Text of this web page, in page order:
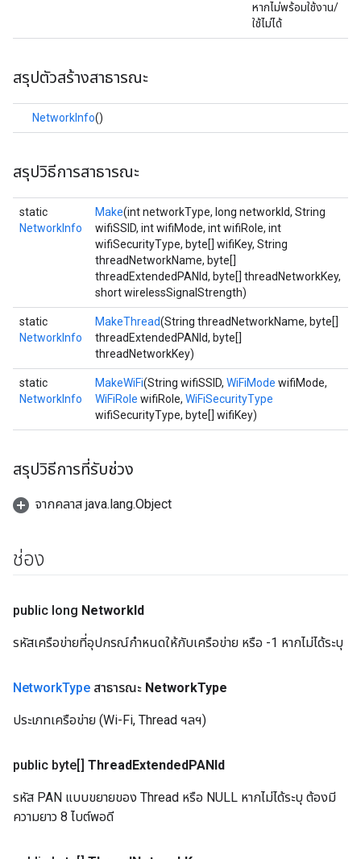
หากไม่พร้อมใช้งาน/
ใช้ไม่ได้
สรุปตัวสร้างสาธารณะ
NetworkInfo()
สรุปวิธีการสาธารณะ
static
NetworkInfo
Make(int networkType, long networkId, String
wifiSSID, int wifiMode, int wifiRole, int
wifiSecurityType, byte[] wifiKey, String
threadNetworkName, byte[]
threadExtendedPANId, byte[] threadNetworkKey,
short wirelessSignalStrength)
static
NetworkInfo
MakeThread(String threadNetworkName, byte[]
threadExtendedPANId, byte[]
threadNetworkKey)
static
NetworkInfo
MakeWiFi(String wifiSSID, WiFiMode wifiMode,
WiFiRole wifiRole, WiFiSecurityType
wifiSecurityType, byte[] wifiKey)
สรุปวิธีการที่รับช่วง
จากคลาส java.lang.Object
ช่อง
public long NetworkId
รหัสเครือข่ายที่อุปกรณ์กำหนดให้กับเครือข่าย หรือ -1 หากไม่ได้ระบุ
NetworkType สาธารณะ NetworkType
ประเภทเครือข่าย (Wi-Fi, Thread ฯลฯ)
public byte[] ThreadExtendedPANId
รหัส PAN แบบขยายของ Thread หรือ NULL หากไม่ได้ระบุ ต้องมี
ความยาว 8 ไบต์พอดี